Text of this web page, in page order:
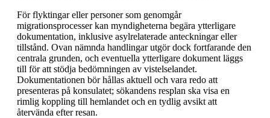
För flyktingar eller personer som genomgår
migrationsprocesser kan myndigheterna begära ytterligare
dokumentation, inklusive asylrelaterade anteckningar eller
tillstånd. Ovan nämnda handlingar utgör dock fortfarande den
centrala grunden, och eventuella ytterligare dokument läggs
till för att stödja bedömningen av vistelselandet.
Dokumentationen bör hållas aktuell och vara redo att
presenteras på konsulatet; sökandens resplan ska visa en
rimlig koppling till hemlandet och en tydlig avsikt att
återvända efter resan.